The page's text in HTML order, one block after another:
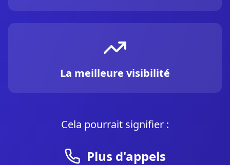
La meilleure visibilité
Cela pourrait signifier :
Plus d'appels